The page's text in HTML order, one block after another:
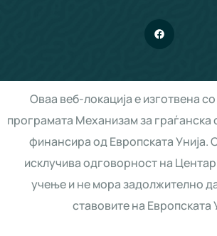
Оваа веб-локација е изготвена
програмата Механизам за граѓанска
финансира од Европската Унија.
исклучива одговорност на
учење и не мора задолжително
ставовите на Европската